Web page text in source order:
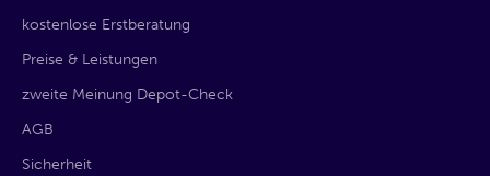
kostenlose Erstberatung
Preise & Leistungen
zweite Meinung Depot-Check
AGB
Sicherheit